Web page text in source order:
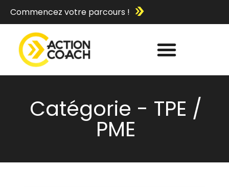
Commencez votre parcours !
Catégorie - TPE /
PME